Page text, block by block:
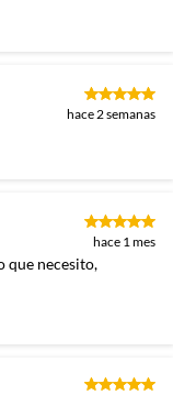
hace 2 semanas
hace 1 mes
que necesito,